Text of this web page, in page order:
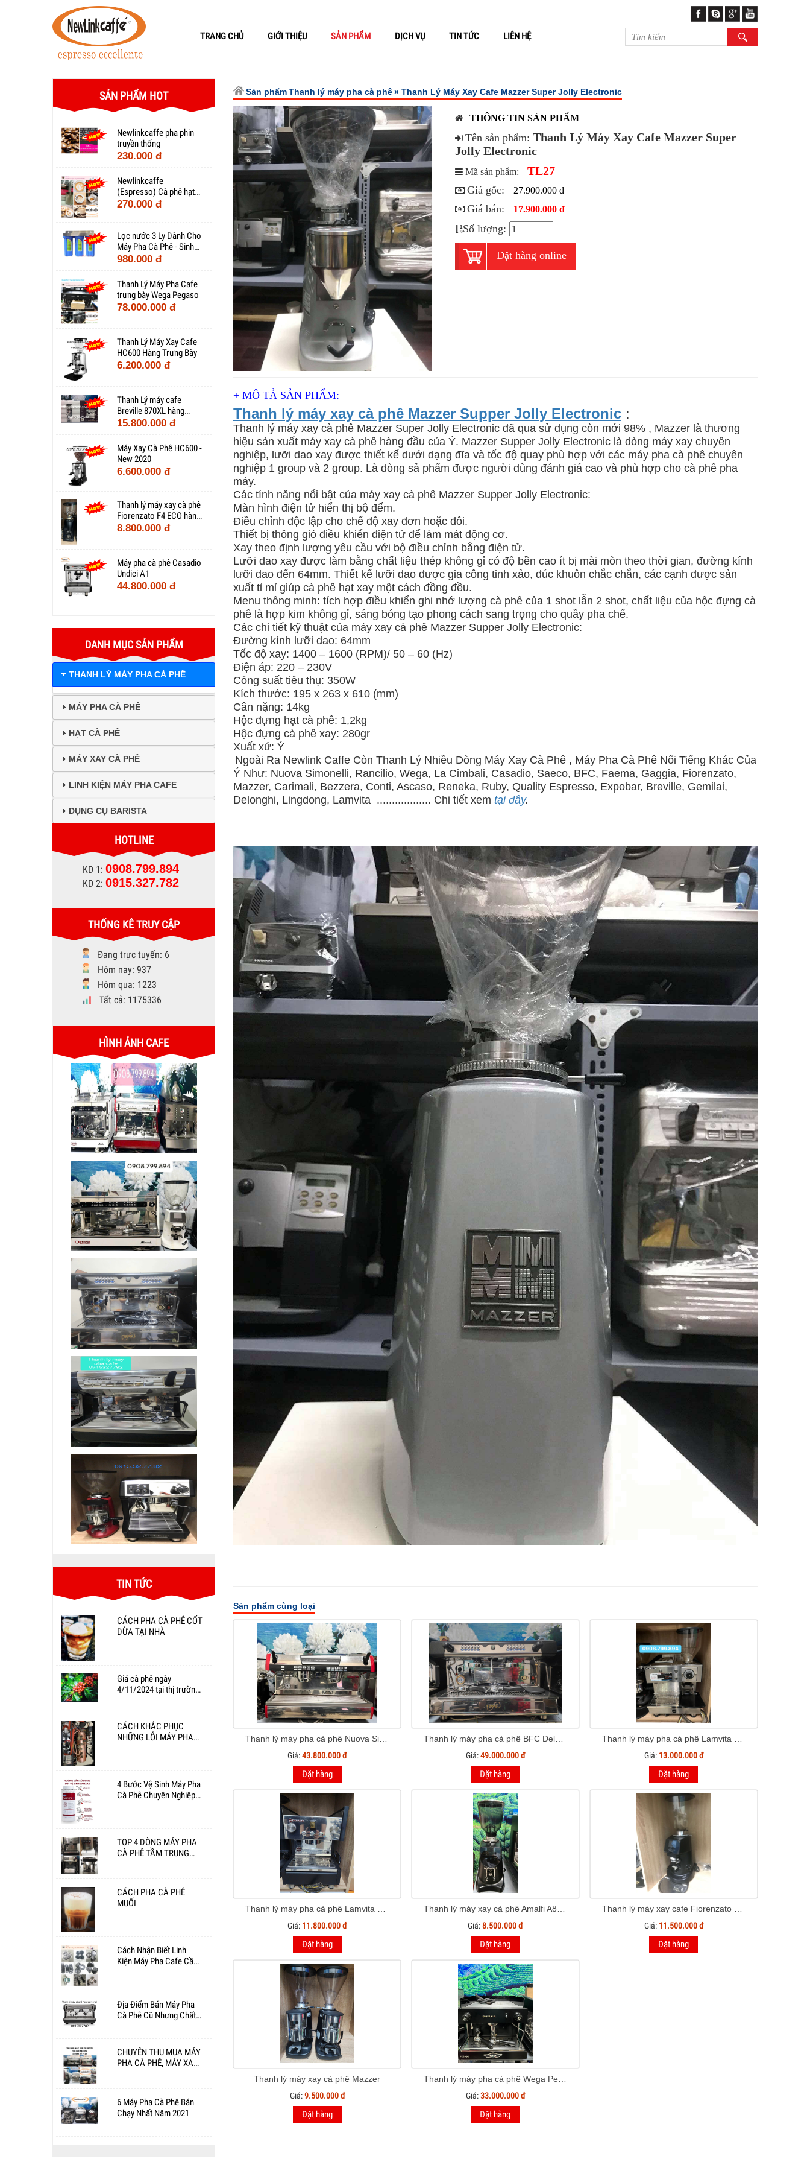
TRANG CHỦ GIỚI THIỆU SẢN PHẨM DỊCH VỤ TIN TỨC LIÊN HỆ
SẢN PHẨM HOT
Newlinkcaffe pha phin
truyền thống
230.000 đ
Newlinkcaffe
(Espresso) Cà phê hạt
pha máy
270.000 đ
Lọc nước 3 Ly Dành Cho
Máy Pha Cà Phê - Sinh
Hoạt Gia Đình - Nuôi Cá
980.000 đ
Thanh Lý Máy Pha Cafe
trưng bày Wega Pegaso
78.000.000 đ
Thanh Lý Máy Xay Cafe
HC600 Hàng Trưng Bày
6.200.000 đ
Thanh Lý máy cafe
Breville 870XL hàng
trưng bày
15.800.000 đ
Máy Xay Cà Phê HC600 -
New 2020
6.600.000 đ
Thanh lý máy xay cà phê
Fiorenzato F4 ECO hàng
trưng bày
8.800.000 đ
Máy pha cà phê Casadio
Undici A1
44.800.000 đ
DANH MỤC SẢN PHẨM
THANH LÝ MÁY PHA CÀ PHÊ
MÁY PHA CÀ PHÊ
HẠT CÀ PHÊ
MÁY XAY CÀ PHÊ
LINH KIỆN MÁY PHA CAFE
DỤNG CỤ BARISTA
HOTLINE
KD 1: 0908.799.894
KD 2: 0915.327.782
THỐNG KÊ TRUY CẬP
Đang trực tuyến: 6
Hôm nay: 937
Hôm qua: 1223
Tất cả: 1175336
HÌNH ẢNH CAFE
TIN TỨC
CÁCH PHA CÀ PHÊ CỐT
DỪA TẠI NHÀ
Giá cà phê ngày
4/11/2024 tại thị trường
CÁCH KHẮC PHỤC
NHỮNG LỖI MÁY PHA
4 Bước Vệ Sinh Máy Pha
Cà Phê Chuyên Nghiệp
TOP 4 DÒNG MÁY PHA
CÀ PHÊ TẦM TRUNG
CÁCH PHA CÀ PHÊ
MUỐI
Cách Nhận Biết Linh
Kiện Máy Pha Cafe Cần
Địa Điểm Bán Máy Pha
Cà Phê Cũ Nhưng Chất
CHUYÊN THU MUA MÁY
PHA CÀ PHÊ, MÁY XAY
6 Máy Pha Cà Phê Bán
Chạy Nhất Năm 2021
Sản phẩmThanh lý máy pha cà phê» Thanh Lý Máy Xay Cafe Mazzer Super Jolly Electronic
THÔNG TIN SẢN PHẨM
Tên sản phẩm: Thanh Lý Máy Xay Cafe Mazzer Super
Jolly Electronic
Mã sản phẩm: TL27
Giá gốc: 27.900.000 đ
Giá bán: 17.900.000 đ
Số lượng:
Đặt hàng online
+ MÔ TẢ SẢN PHẨM:
Thanh lý máy xay cà phê Mazzer Supper Jolly Electronic :
Thanh lý máy xay cà phê Mazzer Super Jolly Electronic đã qua sử dụng còn mới 98% , Mazzer là thương
hiệu sản xuất máy xay cà phê hàng đầu của Ý. Mazzer Supper Jolly Electronic là dòng máy xay chuyên
nghiệp, lưỡi dao xay được thiết kế dưới dạng đĩa và tốc độ quay phù hợp với các máy pha cà phê chuyên
nghiệp 1 group và 2 group. Là dòng sả phẩm được người dùng đánh giá cao và phù hợp cho cà phê pha
máy.
Các tính năng nổi bật của máy xay cà phê Mazzer Supper Jolly Electronic:
Màn hình điện tử hiển thị bộ đếm.
Điều chỉnh độc lập cho chế độ xay đơn hoặc đôi.
Thiết bị thông gió điều khiển điện tử để làm mát động cơ.
Xay theo định lượng yêu cầu với bộ điều chỉnh bằng điện tử.
Lưỡi dao xay được làm bằng chất liệu thép không gỉ có độ bền cao ít bị mài mòn theo thời gian, đường kính
lưỡi dao đến 64mm. Thiết kế lưỡi dao được gia công tinh xảo, đúc khuôn chắc chắn, các cạnh được sản
xuất tỉ mỉ giúp cà phê hạt xay một cách đồng đều.
Menu thông minh: tích hợp điều khiển ghi nhớ lượng cà phê của 1 shot lẫn 2 shot, chất liệu của hộc đựng cà
phê là hợp kim không gỉ, sáng bóng tạo phong cách sang trọng cho quầy pha chế.
Các chi tiết kỹ thuật của máy xay cà phê Mazzer Supper Jolly Electronic:
Đường kính lưỡi dao: 64mm
Tốc độ xay: 1400 – 1600 (RPM)/ 50 – 60 (Hz)
Điện áp: 220 – 230V
Công suất tiêu thụ: 350W
Kích thước: 195 x 263 x 610 (mm)
Cân nặng: 14kg
Hộc đựng hạt cà phê: 1,2kg
Hộc đựng cà phê xay: 280gr
Xuất xứ: Ý
Ngoài Ra Newlink Caffe Còn Thanh Lý Nhiều Dòng Máy Xay Cà Phê , Máy Pha Cà Phê Nổi Tiếng Khác Của
Ý Như: Nuova Simonelli, Rancilio, Wega, La Cimbali, Casadio, Saeco, BFC, Faema, Gaggia, Fiorenzato,
Mazzer, Carimali, Bezzera, Conti, Ascaso, Reneka, Ruby, Quality Espresso, Expobar, Breville, Gemilai,
Delonghi, Lingdong, Lamvita .................. Chi tiết xem tại đây.
Sản phẩm cùng loại
Giá:43.800.000 đ
Đặt hàng
Thanh lý máy pha cà phê BFC Delux 2 Group
Giá:49.000.000 đ
Đặt hàng
Giá: 13.000.000 đ
Đặt hàng
Giá: 11.800.000 đ
Đặt hàng
Giá:8.500.000 đ
Đặt hàng
Giá: 11.500.000 đ
Đặt hàng
Thanh lý máy xay cà phê Mazzer
Giá:9.500.000 đ
Đặt hàng
Giá:33.000.000 đ
Đặt hàng